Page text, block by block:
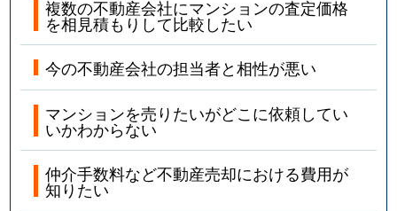
複数の不動産会社にマンションの査定価格
を相見積もりして比較したい
今の不動産会社の担当者と相性が悪い
マンションを売りたいがどこに依頼してい
いかわからない
仲介手数料など不動産売却における費用が
知りたい